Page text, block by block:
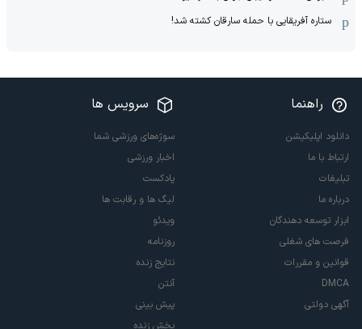
ستاره آفریقایی با حمله سارقان کشته شد!
راهنما
دانلود اپلیکیشن
ارتباط با ما
تبلیغات
درباره ما
ابزار توسعه دهندگان
فرصت های شغلی
قوانین و مقررات
DMCA
آگهی دولتی
سرویس ها
سوژه‌های ورزشی شما
اخبار ورزشی
پادکست
لیگ ها و رقابت ها
ویدئو
روزنامه
نتایج زنده
آنتن
پیش بینی
پخش زنده